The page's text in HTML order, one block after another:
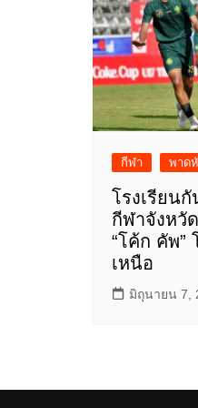
กีฬา พาด
โรงเรียน
กีฬาจังหวั
“โค้ก คัพ”
เหนือ
มิถุนายน 7,